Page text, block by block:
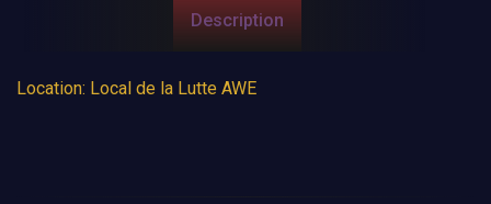
Description
Location: Local de la Lutte AWE